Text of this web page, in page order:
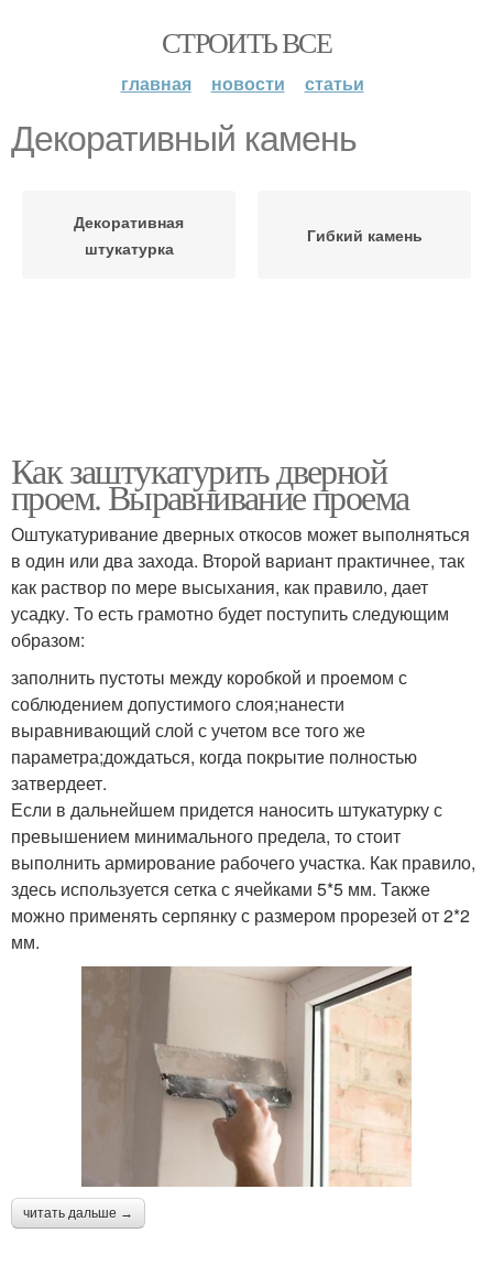
СТРОИТЬ ВСЕ
главная новости статьи
Декоративный камень
Декоративная
штукатурка
Гибкий камень
Как заштукатурить дверной
проем. Выравнивание проема
Оштукатуривание дверных откосов может выполняться
в один или два захода. Второй вариант практичнее, так
как раствор по мере высыхания, как правило, дает
усадку. То есть грамотно будет поступить следующим
образом:
заполнить пустоты между коробкой и проемом с
соблюдением допустимого слоя;нанести
выравнивающий слой с учетом все того же
параметра;дождаться, когда покрытие полностью
затвердеет.
Если в дальнейшем придется наносить штукатурку с
превышением минимального предела, то стоит
выполнить армирование рабочего участка. Как правило,
здесь используется сетка с ячейками 5*5 мм. Также
можно применять серпянку с размером прорезей от 2*2
мм.
читать дальше →